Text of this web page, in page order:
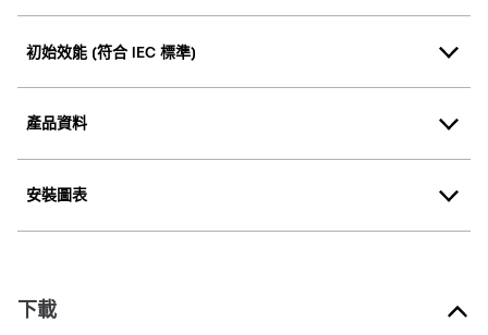
初始效能 (符合 IEC 標準)
產品資料
安裝圖表
下載